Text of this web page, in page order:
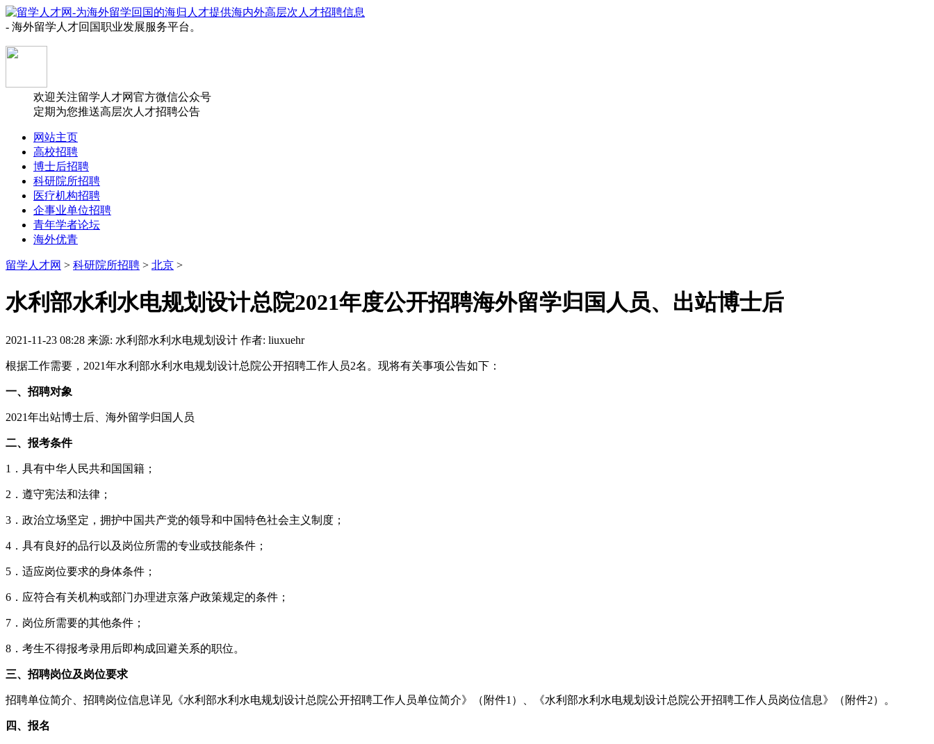
- 海外留学人才回国职业发展服务平台。
欢迎关注留学人才网官方微信公众号
定期为您推送高层次人才招聘公告
网站主页
高校招聘
博士后招聘
科研院所招聘
医疗机构招聘
企事业单位招聘
青年学者论坛
海外优青
留学人才网 > 科研院所招聘 > 北京 >
水利部水利水电规划设计总院2021年度公开招聘海外留学归国人员、出站博士后
2021-11-23 08:28 来源: 水利部水利水电规划设计 作者: liuxuehr
根据工作需要，2021年水利部水利水电规划设计总院公开招聘工作人员2名。现将有关事项公告如下：
一、招聘对象
2021年出站博士后、海外留学归国人员
二、报考条件
1．具有中华人民共和国国籍；
2．遵守宪法和法律；
3．政治立场坚定，拥护中国共产党的领导和中国特色社会主义制度；
4．具有良好的品行以及岗位所需的专业或技能条件；
5．适应岗位要求的身体条件；
6．应符合有关机构或部门办理进京落户政策规定的条件；
7．岗位所需要的其他条件；
8．考生不得报考录用后即构成回避关系的职位。
三、招聘岗位及岗位要求
招聘单位简介、招聘岗位信息详见《水利部水利水电规划设计总院公开招聘工作人员单位简介》（附件1）、《水利部水利水电规划设计总院公开招聘工作人员岗位信息》（附件2）。
四、报名